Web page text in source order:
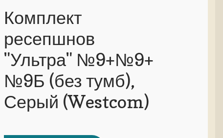
Комплект
ресепшнов
"Ультра" №9+№9+
№9Б (без тумб),
Серый (Westcom)